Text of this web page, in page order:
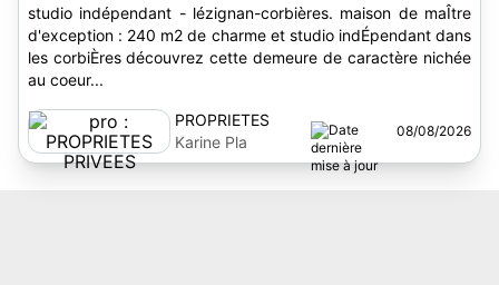
studio indépendant - lézignan-corbières. maison de maÎtre
d'exception : 240 m2 de charme et studio indÉpendant dans
les corbiÈres découvrez cette demeure de caractère nichée
au coeur...
PROPRIETES
PRIVEES
Karine Pla
08/08/2026